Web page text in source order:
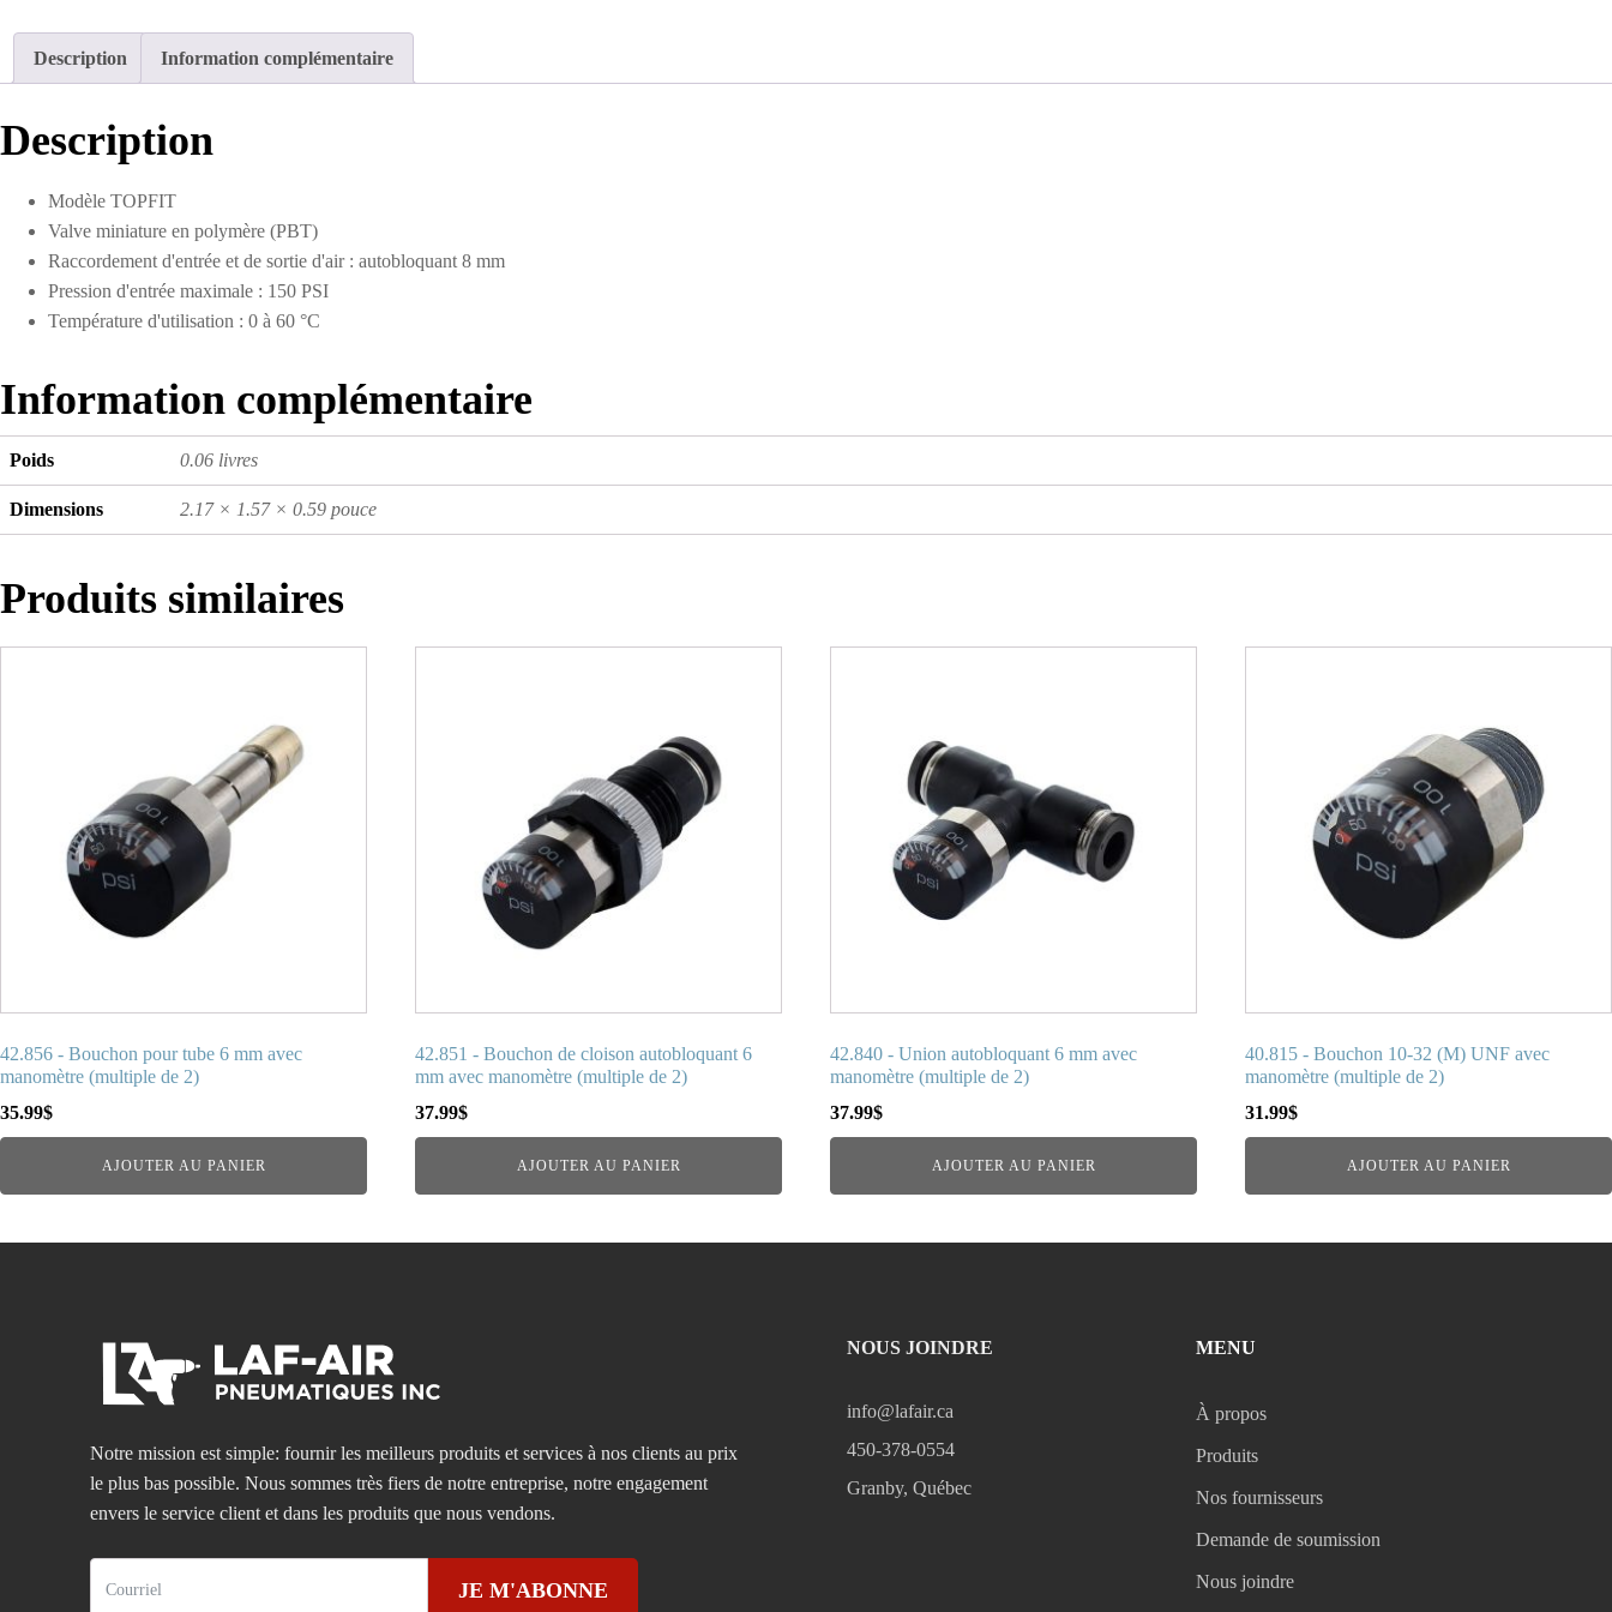
Description Information complémentaire
Description
Modèle TOPFIT
Valve miniature en polymère (PBT)
Raccordement d'entrée et de sortie d'air : autobloquant 8 mm
Pression d'entrée maximale : 150 PSI
Température d'utilisation : 0 à 60 °C
Information complémentaire
Poids 0.06 livres
Dimensions 2.17 × 1.57 × 0.59 pouce
Produits similaires
42.856 - Bouchon pour tube 6 mm avec
manomètre (multiple de 2)
35.99$
AJOUTER AU PANIER
42.851 - Bouchon de cloison autobloquant 6
mm avec manomètre (multiple de 2)
37.99$
AJOUTER AU PANIER
42.840 - Union autobloquant 6 mm avec
manomètre (multiple de 2)
37.99$
AJOUTER AU PANIER
40.815 - Bouchon 10-32 (M) UNF avec
manomètre (multiple de 2)
31.99$
AJOUTER AU PANIER
Notre mission est simple: fournir les meilleurs produits et services à nos clients au prix
le plus bas possible. Nous sommes très fiers de notre entreprise, notre engagement
envers le service client et dans les produits que nous vendons.
JE M'ABONNE
NOUS JOINDRE
info@lafair.ca
450-378-0554
Granby, Québec
MENU
À propos
Produits
Nos fournisseurs
Demande de soumission
Nous joindre